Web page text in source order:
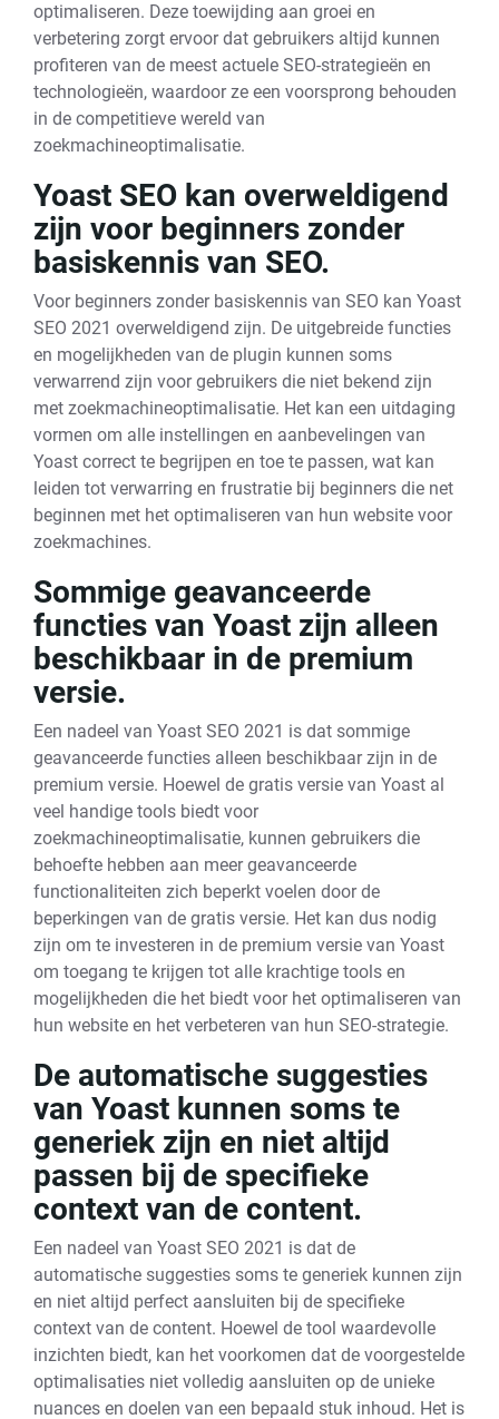
optimaliseren. Deze toewijding aan groei en
verbetering zorgt ervoor dat gebruikers altijd kunnen
profiteren van de meest actuele SEO-strategieën en
technologieën, waardoor ze een voorsprong behouden
in de competitieve wereld van
zoekmachineoptimalisatie.
Yoast SEO kan overweldigend
zijn voor beginners zonder
basiskennis van SEO.
Voor beginners zonder basiskennis van SEO kan Yoast
SEO 2021 overweldigend zijn. De uitgebreide functies
en mogelijkheden van de plugin kunnen soms
verwarrend zijn voor gebruikers die niet bekend zijn
met zoekmachineoptimalisatie. Het kan een uitdaging
vormen om alle instellingen en aanbevelingen van
Yoast correct te begrijpen en toe te passen, wat kan
leiden tot verwarring en frustratie bij beginners die net
beginnen met het optimaliseren van hun website voor
zoekmachines.
Sommige geavanceerde
functies van Yoast zijn alleen
beschikbaar in de premium
versie.
Een nadeel van Yoast SEO 2021 is dat sommige
geavanceerde functies alleen beschikbaar zijn in de
premium versie. Hoewel de gratis versie van Yoast al
veel handige tools biedt voor
zoekmachineoptimalisatie, kunnen gebruikers die
behoefte hebben aan meer geavanceerde
functionaliteiten zich beperkt voelen door de
beperkingen van de gratis versie. Het kan dus nodig
zijn om te investeren in de premium versie van Yoast
om toegang te krijgen tot alle krachtige tools en
mogelijkheden die het biedt voor het optimaliseren van
hun website en het verbeteren van hun SEO-strategie.
De automatische suggesties
van Yoast kunnen soms te
generiek zijn en niet altijd
passen bij de specifieke
context van de content.
Een nadeel van Yoast SEO 2021 is dat de
automatische suggesties soms te generiek kunnen zijn
en niet altijd perfect aansluiten bij de specifieke
context van de content. Hoewel de tool waardevolle
inzichten biedt, kan het voorkomen dat de voorgestelde
optimalisaties niet volledig aansluiten op de unieke
nuances en doelen van een bepaald stuk inhoud. Het is